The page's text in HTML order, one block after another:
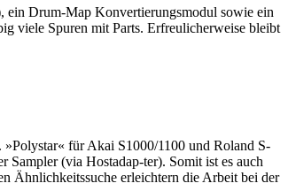
Drum-Map Konvertierungsmodul sowie ein
viele Spuren mit Parts. Erfreulicherweise bleibt
für Akai S1000/1100 und Roland S-
Sampler (via Hostadap-ter). Somit ist es auch
Ähnlichkeitssuche erleichtern die Arbeit bei der